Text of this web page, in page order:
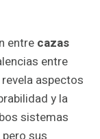
entre cazas
entre
aspectos
y la
sistemas